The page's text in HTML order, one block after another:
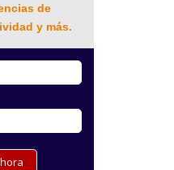
de
y más.